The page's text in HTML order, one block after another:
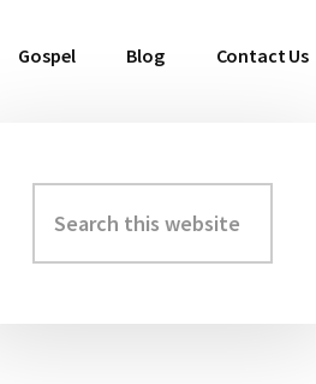
Gospel Blog Contact Us
Primary
Sidebar
this
website